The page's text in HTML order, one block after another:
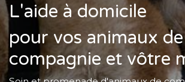
L'aide à domicile
pour vos animaux de
compagnie et vôtre